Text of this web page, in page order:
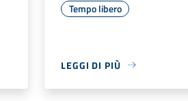
Tempo libero
LEGGI DI PIÙ